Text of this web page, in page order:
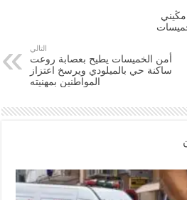
التالي
أمن الخميسات يطيح بعصابة روعت
ساكنة حي بالميلودي ويرسخ اعتزاز
المواطنين بمهنيته